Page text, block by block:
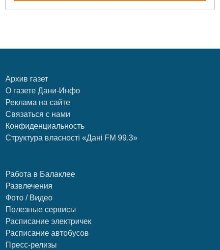
Архив газет
О газете Дани-Инфо
Реклама на сайте
Связаться с нами
Конфиденциальность
Структура власності «Дані FM 99.3»
Работа в Балаклее
Развлечения
Фото / Видео
Полезные сервисы
Расписание электричек
Расписание автобусов
Пресс-релизы